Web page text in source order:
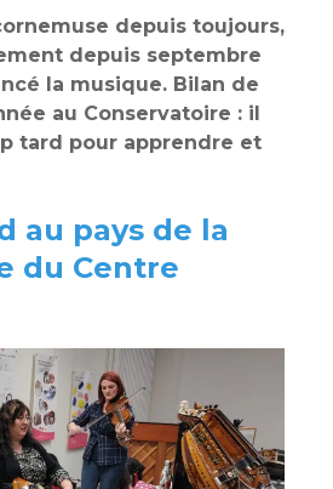
depuis toujours,
depuis septembre
la musique. Bilan de
au Conservatoire : il
tard pour apprendre et
au pays de la
du Centre